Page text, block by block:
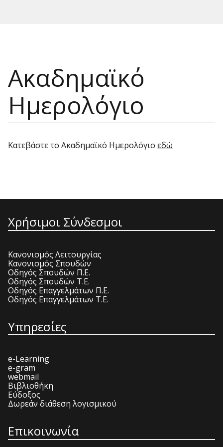
Ακαδημαϊκό
Ημερολόγιο
Κατεβάστε το Ακαδημαϊκό Ημερολόγιο εδώ
Χρήσιμοι Σύνδεσμοι
Κανονισμός Λειτουργίας
Κανονισμός Σπουδών
Οδηγός Σπουδών Π.Ε.
Οδηγός Σπουδών Τ.Ε.
Οδηγός Επαγγελμάτων Π.Ε.
Οδηγός Επαγγελμάτων Τ.Ε.
Υπηρεσίες
e-Learning
e-gram
webmail
Βιβλιοθήκη
Εύδοξος
Δωρεάν διάθεση λογισμικού
Επικοινωνία